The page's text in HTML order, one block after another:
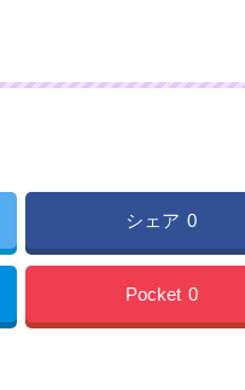
シェア 0
Pocket 0